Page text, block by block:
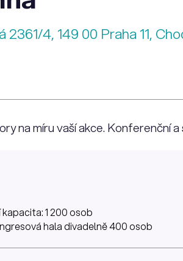
2361/4, 149 00 Praha 11,
na míru vaší akce. Konferenční
1 200 osob
hala divadelně 400 osob